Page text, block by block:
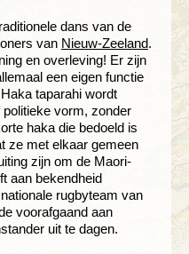
dans van de
van Nieuw-Zeeland.
en overleving! Er zijn
een eigen functie
taparahi wordt
vorm, zonder
haka die bedoeld is
ze met elkaar gemeen
zijn om de Maori-
aan bekendheid
rugbyteam van
voorafgaand aan
uit te dagen.